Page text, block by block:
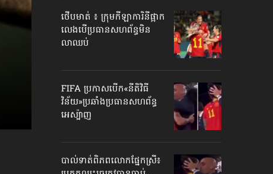
ថើបមាត់ ៖ ក្រុមកីឡាការិនី​ផ្អាក
លេង​​បើប្រធានសហព័ន្ធ​មិន
លាឈប់
FIFA ប្រកាសបើក​«នីតិវិធី
វិន័យ»​ប្រឆាំងប្រធានសហព័ន្ធ​
អេស្ប៉ាញ
បាល់ទាត់​ពិភពលោក​ផ្នែកស្រី៖